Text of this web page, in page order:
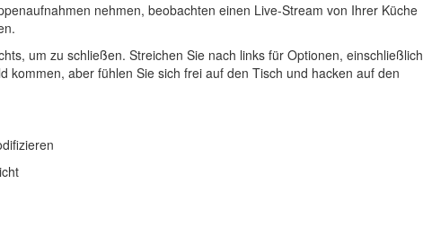
nehmen, beobachten einen Live-Stream von Ihrer Küche
um zu schließen. Streichen Sie nach links für Optionen, einschließlich
kommen, aber fühlen Sie sich frei auf den Tisch und hacken auf den